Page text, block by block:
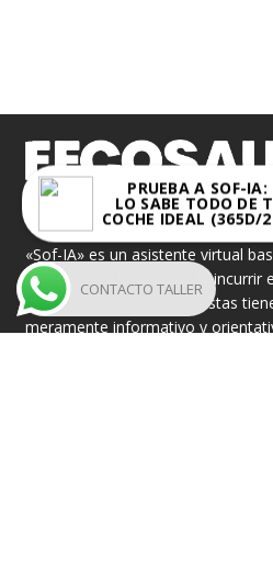
PRUEBA A SOF-IA:
LO SABE TODO DE
COCHE IDEAL (365D/
FECOSAUTO S.L.
«Sof-IA» es un asistente virtual
artificial, por lo que puede incurrir
imprecisiones. Sus respuestas
meramente informativo y
CONTACTO TALLER